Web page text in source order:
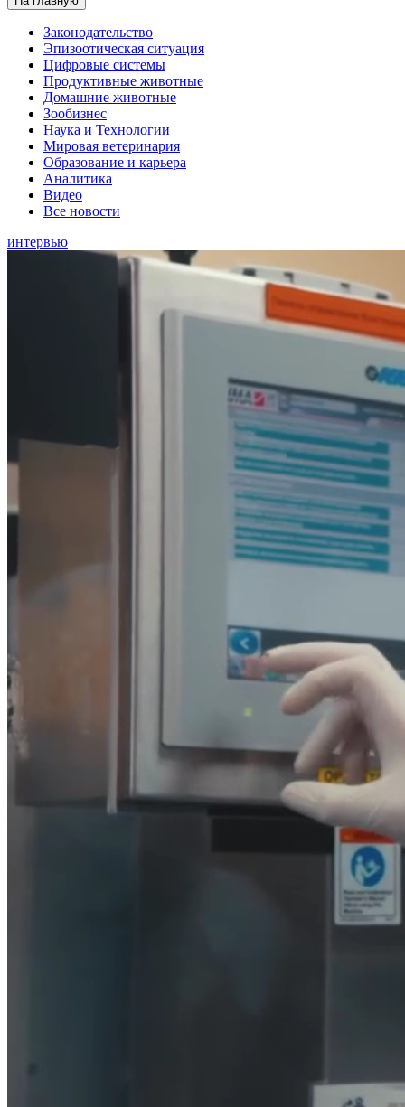
Законодательство
Эпизоотическая ситуация
Цифровые системы
Продуктивные животные
Домашние животные
Зообизнес
Наука и Технологии
Мировая ветеринария
Образование и карьера
Аналитика
Видео
Все новости
интервью